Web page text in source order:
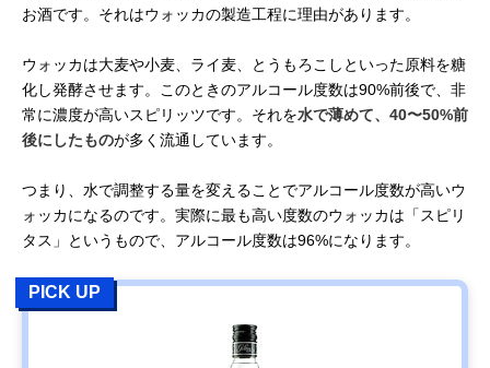
お酒です。それはウォッカの製造工程に理由があります。
ウォッカは大麦や小麦、ライ麦、とうもろこしといった原料を糖
化し発酵させます。このときのアルコール度数は90%前後で、非
常に濃度が高いスピリッツです。それを水で薄めて、40〜50%前
後にしたものが多く流通しています。
つまり、水で調整する量を変えることでアルコール度数が高いウ
ォッカになるのです。実際に最も高い度数のウォッカは「スピリ
タス」というもので、アルコール度数は96%になります。
PICK UP